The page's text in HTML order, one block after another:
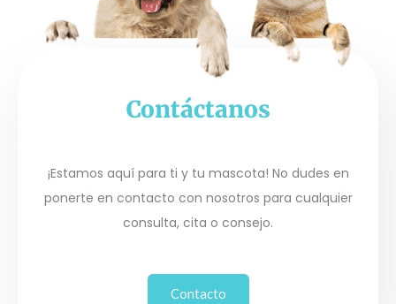
Contáctanos
¡Estamos aquí para ti y tu mascota! No dudes en
ponerte en contacto con nosotros para cualquier
consulta, cita o consejo.
Contacto